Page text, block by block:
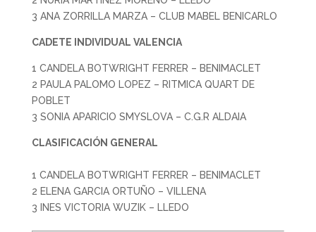
3 ANA ZORRILLA MARZA – CLUB MABEL BENICARLO
CADETE INDIVIDUAL VALENCIA
1 CANDELA BOTWRIGHT FERRER – BENIMACLET
2 PAULA PALOMO LOPEZ – RITMICA QUART DE
POBLET
3 SONIA APARICIO SMYSLOVA – C.G.R ALDAIA
CLASIFICACIÓN GENERAL
1 CANDELA BOTWRIGHT FERRER – BENIMACLET
2 ELENA GARCIA ORTUÑO – VILLENA
3 INES VICTORIA WUZIK – LLEDO